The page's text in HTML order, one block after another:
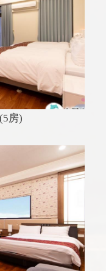
房)